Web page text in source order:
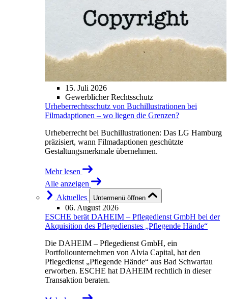
15. Juli 2026
Gewerblicher Rechtsschutz
Urheberrechtsschutz von Buchillustrationen bei
Filmadaptionen – wo liegen die Grenzen?
Urheberrecht bei Buchillustrationen: Das LG Hamburg
präzisiert, wann Filmadaptionen geschützte
Gestaltungsmerkmale übernehmen.
Mehr lesen
Alle anzeigen
Aktuelles
Untermenü öffnen
06. August 2026
ESCHE berät DAHEIM – Pflegedienst GmbH bei der
Akquisition des Pflegedienstes „Pflegende Hände“
Die DAHEIM – Pflegedienst GmbH, ein
Portfoliounternehmen von Alvia Capital, hat den
Pflegedienst „Pflegende Hände“ aus Bad Schwartau
erworben. ESCHE hat DAHEIM rechtlich in dieser
Transaktion beraten.